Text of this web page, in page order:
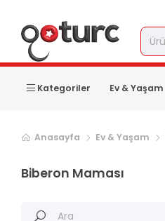
Kategoriler Ev & Yaşam
Anasayfa Ev & Yaşam
Biberon Maması